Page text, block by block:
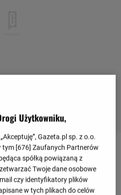
mecze
2 : 1
1 : 1
San Marino
Użytkowniku,
Gazeta.pl sp. z o.o.
tym [676] Zaufanych Partnerów
spółką powiązaną z
Twoje dane osobowe
czy identyfikatory plików
w tych plikach do celów